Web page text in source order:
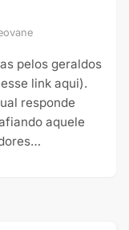
pelos geraldos
link aqui).
responde
aquele